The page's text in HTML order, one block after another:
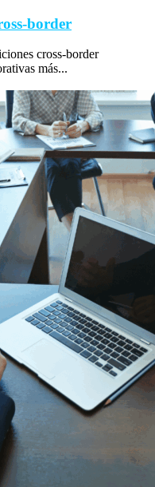
border
cross-border
más...